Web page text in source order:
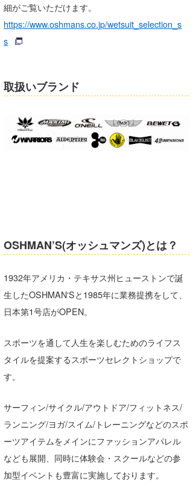
細がご覧いただけます。
https://www.oshmans.co.jp/wetsuit_selection_s
s
取扱いブランド
OSHMAN’S(オッシュマンズ)とは？
1932年アメリカ・テキサス州ヒューストンで誕
生したOSHMAN‘Sと1985年に業務提携をして、
日本第1号店がOPEN。
スポーツを通して人生を楽しむためのライフス
タイルを提案するスポーツセレクトショップで
す。
サーフィン/サイクル/アウトドア/フィットネス/
ランニング/ヨガ/スイム/トレーニングなどのスポ
ーツアイテムをメインにファッションアパレル
なども展開、同時に体験会・スクールなどの参
加型イベントも豊富に実施しております。